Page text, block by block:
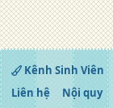
Kênh Sinh Viên
Liên hệ
Nội quy